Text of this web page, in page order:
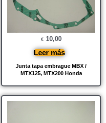
Junta tapa embrague MBX /
MTX125, MTX200 Honda
€ 10,00
Leer más